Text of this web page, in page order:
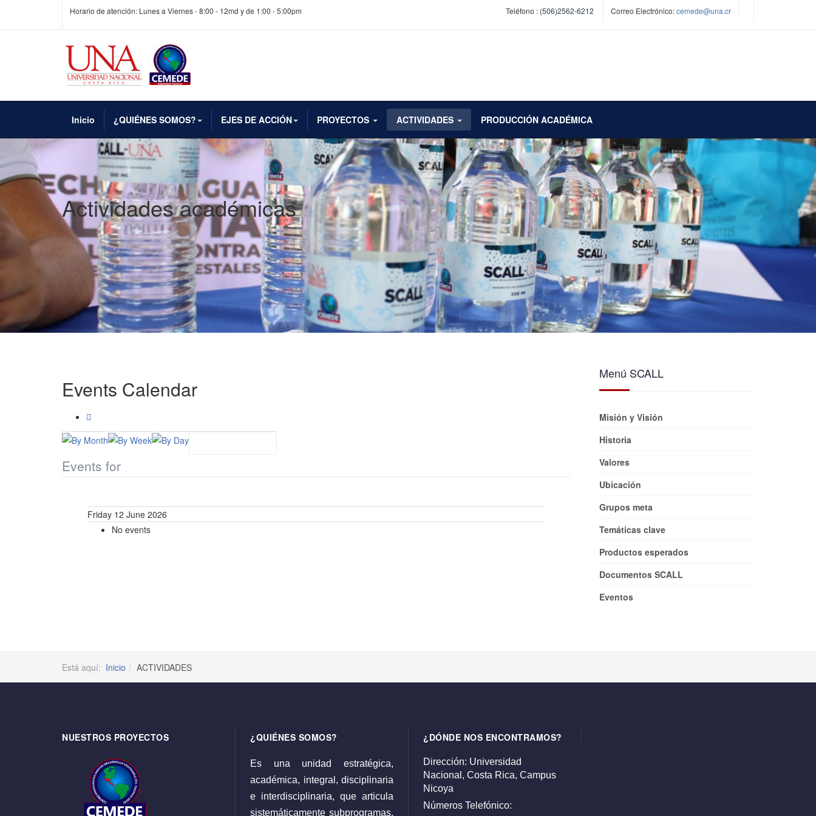
Horario de atención: Lunes a Viernes - 8:00 - 12md y de 1:00 - 5:00pm Teléfono : (506)2562-6212 Correo Electrónico:cemede@una.cr
Inicio ¿QUIÉNES SOMOS? EJES DE ACCIÓN PROYECTOS ACTIVIDADES PRODUCCIÓN ACADÉMICA
Actividades académicas
Events Calendar
Events for
Friday 12 June 2026
No events
Menú SCALL
Misión y Visión
Historia
Valores
Ubicación
Grupos meta
Temáticas clave
Productos esperados
Documentos SCALL
Eventos
Está aquí: Inicio ACTIVIDADES
NUESTROS PROYECTOS ¿QUIÉNES SOMOS?
Es una unidad estratégica,
académica, integral, disciplinaria
e interdisciplinaria, que articula
sistemáticamente subprogramas,
¿DÓNDE NOS ENCONTRAMOS?
Dirección: Universidad
Nacional, Costa Rica, Campus
Nicoya
Números Telefónico: